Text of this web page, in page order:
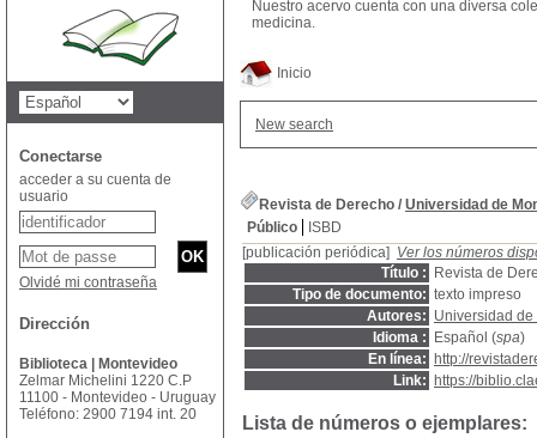
Inicio
New search
Revista de Derecho / Universidad de
Público
ISBD
[publicación periódica] Ver los números
Título :
Revista de
Tipo de documento: texto impreso
Autores: Universidad
Idioma :
Español (spa)
En línea:
http://
Link:
https://
Lista de números o ejemplares:
Nuestro acervo cuenta con una diversa
medicina.
Conectarse
acceder a su cuenta de
usuario
Olvidé mi contraseña
Dirección
Biblioteca | Montevideo
Zelmar Michelini 1220 C.P
11100 - Montevideo - Uruguay
Teléfono: 2900 7194 int. 20